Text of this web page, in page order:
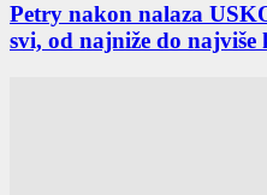
Petry nakon nalaza
svi, od najniže do najviše